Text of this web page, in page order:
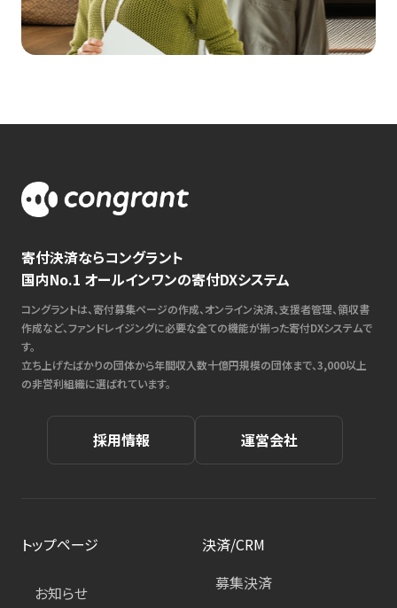
寄付決済ならコングラント
国内No.1 オールインワンの寄付DXシステム
コングラントは、寄付募集ページの作成、オンライン決済、支援者管理、領収書
作成など、ファンドレイジングに必要な全ての機能が揃った寄付DXシステムで
す。
立ち上げたばかりの団体から年間収入数十億円規模の団体まで、3,000以上
の非営利組織に選ばれています。
採用情報 運営会社
トップページ
お知らせ
決済/CRM
募集決済